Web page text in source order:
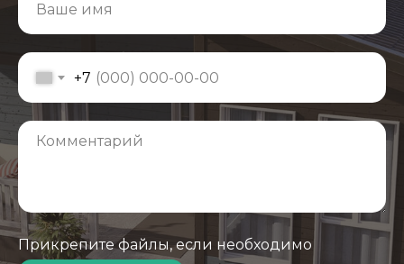
+7
Прикрепите файлы, если необходимо